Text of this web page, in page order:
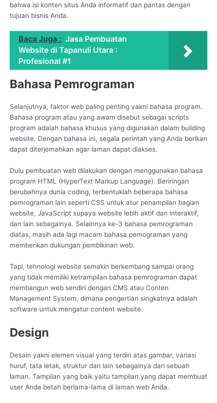
bahwa isi konten situs Anda informatif dan pantas dengan
tujuan bisnis Anda.
Baca Juga : Jasa Pembuatan
Website di Tapanuli Utara :
Profesional #1
Bahasa Pemrograman
Selanjutnya, faktor web paling penting yakni bahasa program.
Bahasa program atau yang awam disebut sebagai scripts
program adalah bahasa khusus yang digunakan dalam building
website. Dengan bahasa ini, segala perintah yang Anda berikan
dapat diterjemahkan agar laman dapat diakses.
Dulu pembuatan web dilakukan dengan menggunakan bahasa
program HTML (HyperText Markup Language). Beriringan
berubahnya dunia coding, terbentuklah beberapa bahasa
pemrograman lain seperti CSS untuk atur penampilan bagian
website, JavaScript supaya website lebih aktif dan interaktif,
dan lain sebagainya. Selainnya ke-3 bahasa pemrograman
diatas, masih ada lagi macam bahasa pemograman yang
memberikan dukungan pembikinan web.
Tapi, tehnologi website semakin berkembang sampai orang
yang tidak memiliki ketrampilan bahasa pemrograman dapat
membangun web sendiri dengan CMS atau Conten
Management System, dimana pengertian singkatnya adalah
software untuk mengatur content website.
Design
Desain yakni elemen visual yang terdiri atas gambar, variasi
huruf, tata letak, struktur dan lain sebagainya dari sebuah
laman. Tampilan yang baik yaitu tampilan yang dapat membuat
user Anda betah berlama-lama di laman web Anda.